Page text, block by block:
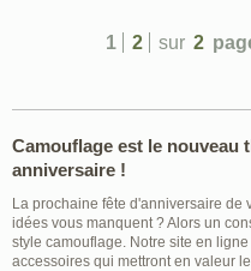
1 2 sur 2
Camouflage est le nouveau
anniversaire !
La prochaine fête d'anniversaire de
idées vous manquent ? Alors un
style camouflage. Notre site en
accessoires qui mettront en valeur